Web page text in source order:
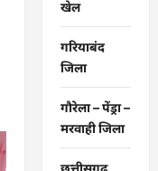
खेल
गरियाबंद
जिला
गौरेला – पेंड्रा –
मरवाही जिला
छत्तीसगढ़